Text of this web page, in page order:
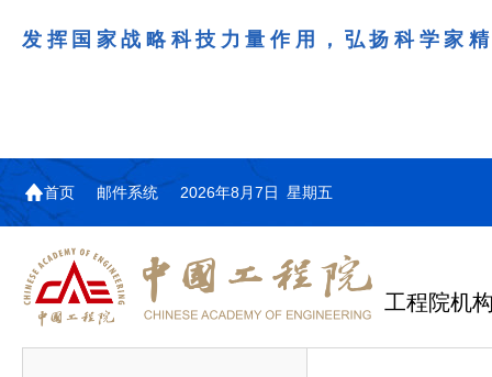
发挥国家战略科技力量作用，弘扬科学家
首页 邮件系统 2026年8月7日 星期五
工程院机